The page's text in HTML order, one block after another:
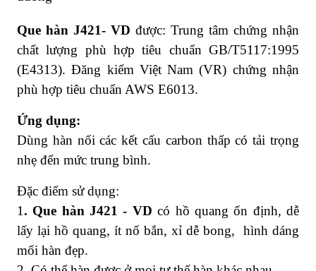
Que hàn J421- VD được: Trung tâm chứng nhận
chất lượng phù hợp tiêu chuẩn GB/T5117:1995
(E4313). Đăng kiểm Việt Nam (VR) chứng nhận
phù hợp tiêu chuẩn AWS E6013.
Ứng dụng:
Dùng hàn nối các kết cấu carbon thấp có tải trọng
nhẹ đến mức trung bình.
Đặc điểm sử dụng:
1. Que hàn J421 - VD có hồ quang ổn định, dễ
lấy lại hồ quang, ít nổ bắn, xỉ dễ bong, hình dáng
mối hàn đẹp.